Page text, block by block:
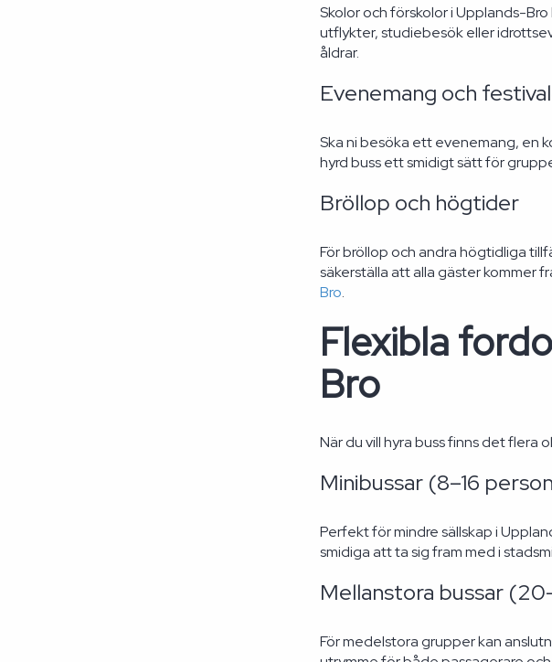
Skolor och förskolor i Upplands-
utflykter, studiebesök eller
åldrar.
Evenemang och
Ska ni besöka ett evenemang, en
hyrd buss ett smidigt sätt för
Bröllop och högtider
För bröllop och andra högtidliga
säkerställa att alla gäster kommer
Bro.
Flexibla
Bro
När du vill hyra buss finns det flera
Minibussar (8–16
Perfekt för mindre sällskap i
smidiga att ta sig fram med i
Mellanstora bussar
För medelstora grupper kan